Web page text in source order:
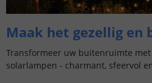
Maak het gezellig en
Transformeer uw buitenruimte
solarlampen - charmant, sfeervol